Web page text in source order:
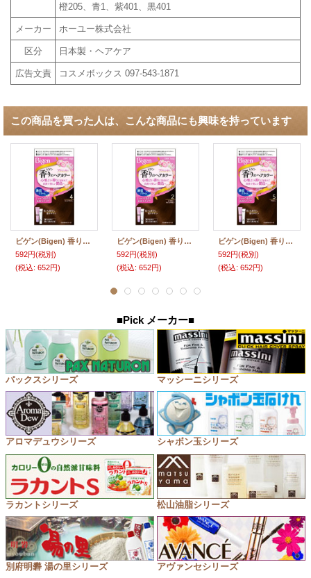
橙205、青1、紫401、黒401
メーカー ホーユー株式会社
区分 日本製・ヘアケア
広告文責 コスメボックス 097-543-1871
この商品を買った人は、こんな商品にも興味を持っています
ビゲン(Bigen) 香りのヘアカラー クリーム 4 ライトブラウン ホーユー(hoyu) 白髪染め
592円(税別)
(税込: 652円)
ビゲン(Bigen) 香りのヘアカラー クリーム 2 より明るいライトブラウン ホーユー(hoyu) 白髪染め
592円(税別)
(税込: 652円)
ビゲン(Bigen) 香りのヘアカラー クリーム 5 ブラウン ホーユー(hoyu) 白髪染め
592円(税別)
(税込: 652円)
■Pick メーカー■
パックスシリーズ マッシーニシリーズ
アロマデュウシリーズ シャボン玉シリーズ
ラカントシリーズ 松山油脂シリーズ
別府明礬 湯の里シリーズ アヴァンセシリーズ